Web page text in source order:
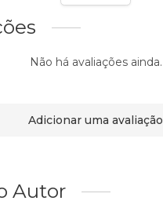
Não há avaliações ainda.
Adicionar uma avaliação
Autor